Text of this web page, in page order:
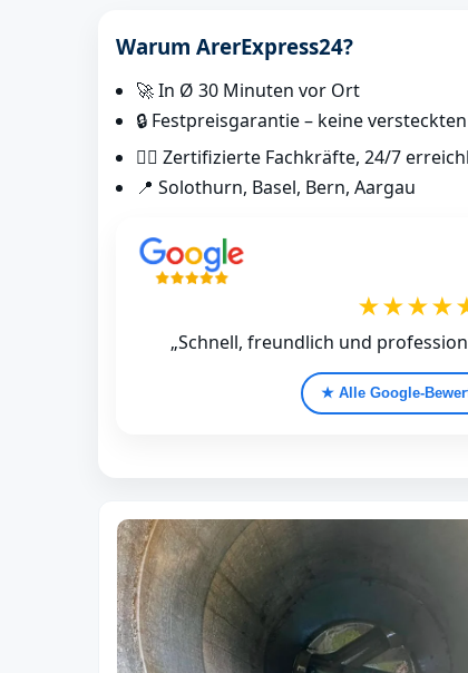
Warum ArerExpress24?
🚀 In Ø 30 Minuten vor Ort
🔒 Festpreisgarantie – keine
👷‍♂️ Zertifizierte Fachkräfte, 24/7
📍 Solothurn, Basel, Bern, Aargau
„Schnell, freundlich und
★ Alle